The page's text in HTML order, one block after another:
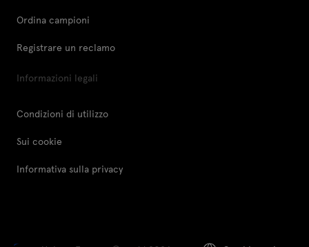
Ordina campioni
Registrare un reclamo
Informazioni legali
Condizioni di utilizzo
Sui cookie
Informativa sulla privacy